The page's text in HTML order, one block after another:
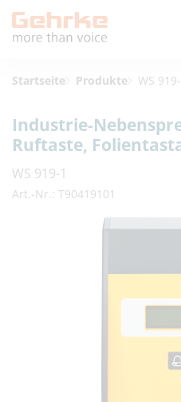
Startseite Produkte WS
Industrie-
Ruftaste,
WS 919-1
Art.-Nr.: T90419101